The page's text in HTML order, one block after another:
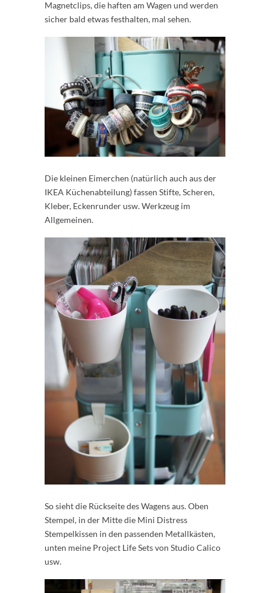
Magnetclips, die haften am Wagen und werden
sicher bald etwas festhalten, mal sehen.
Die kleinen Eimerchen (natürlich auch aus der
IKEA Küchenabteilung) fassen Stifte, Scheren,
Kleber, Eckenrunder usw. Werkzeug im
Allgemeinen.
So sieht die Rückseite des Wagens aus. Oben
Stempel, in der Mitte die Mini Distress
Stempelkissen in den passenden Metallkästen,
unten meine Project Life Sets von Studio Calico
usw.